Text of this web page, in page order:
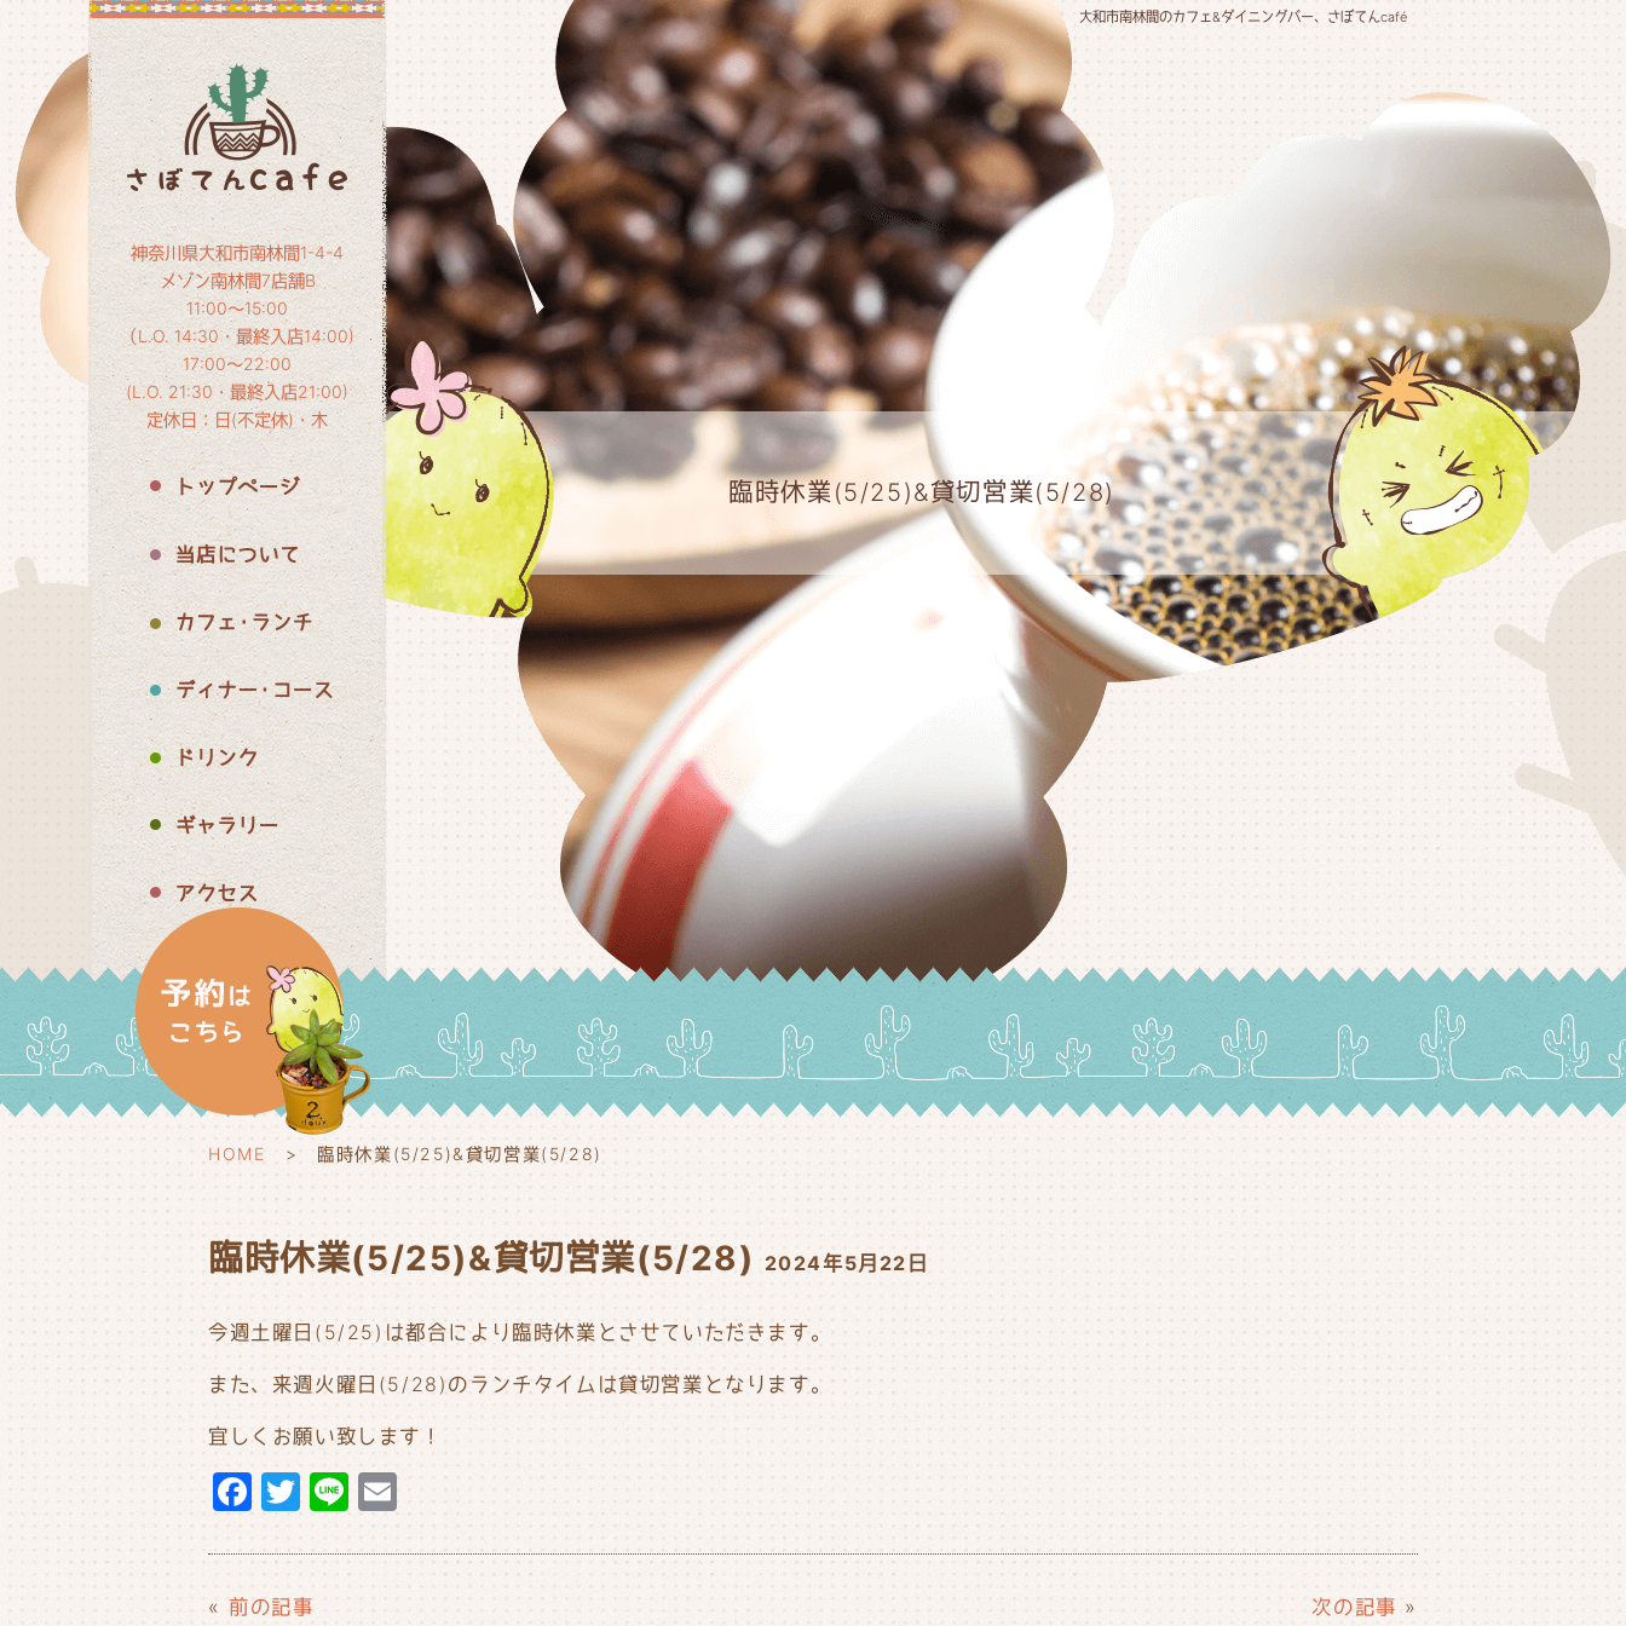
神奈川県大和市南林間1-4-4
メゾン南林間7店舗B
11:00～15:00
（L.O. 14:30・最終入店14:00)
17:00～22:00
(L.O. 21:30・最終入店21:00)
定休日：日(不定休)・木
大和市南林間のカフェ&ダイニングバー、さぼてんcafé
臨時休業(5/25)&貸切営業(5/28)
HOME 臨時休業(5/25)&貸切営業(5/28)
臨時休業(5/25)&貸切営業(5/28) 2024年5月22日
今週土曜日(5/25)は都合により臨時休業とさせていただきます。
また、来週火曜日(5/28)のランチタイムは貸切営業となります。
宜しくお願い致します！
F
c
e
T
it
t
Li
e
m
ai
« 前の記事 次の記事 »